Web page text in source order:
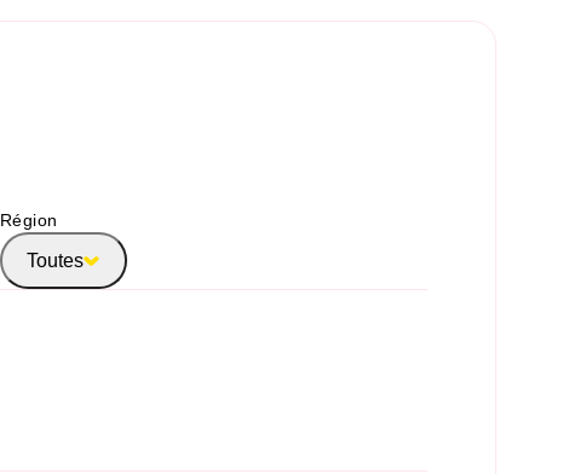
Région
Toutes